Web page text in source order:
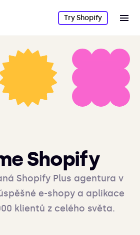
Try Shopify
Shopify
Shopify Plus agentura v
e-shopy a aplikace
klientů z celého světa.